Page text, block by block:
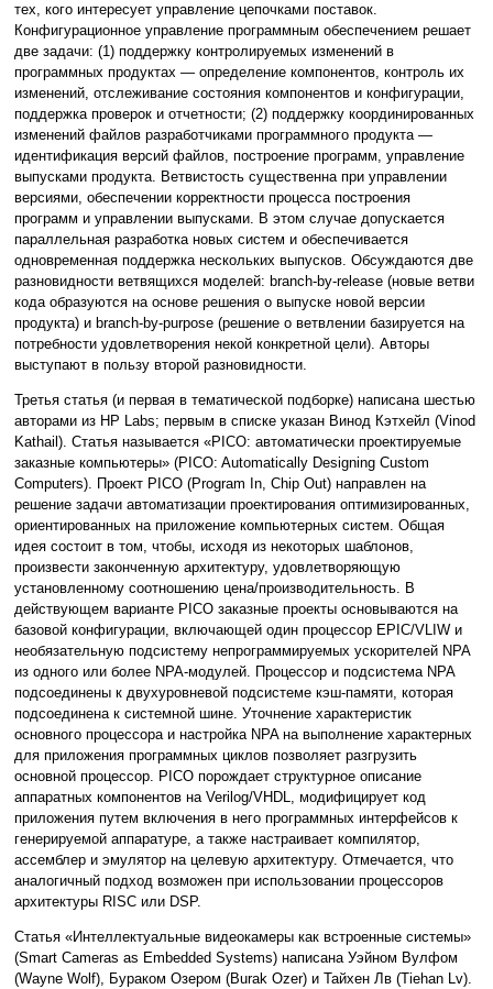
тех, кого интересует управление цепочками поставок.
Конфигурационное управление программным обеспечением решает
две задачи: (1) поддержку контролируемых изменений в
программных продуктах — определение компонентов, контроль их
изменений, отслеживание состояния компонентов и конфигурации,
поддержка проверок и отчетности; (2) поддержку координированных
изменений файлов разработчиками программного продукта —
идентификация версий файлов, построение программ, управление
выпусками продукта. Ветвистость существенна при управлении
версиями, обеспечении корректности процесса построения
программ и управлении выпусками. В этом случае допускается
параллельная разработка новых систем и обеспечивается
одновременная поддержка нескольких выпусков. Обсуждаются две
разновидности ветвящихся моделей: branch-by-release (новые ветви
кода образуются на основе решения о выпуске новой версии
продукта) и branch-by-purpose (решение о ветвлении базируется на
потребности удовлетворения некой конкретной цели). Авторы
выступают в пользу второй разновидности.
Третья статья (и первая в тематической подборке) написана шестью
авторами из HP Labs; первым в списке указан Винод Кэтхейл (Vinod
Kathail). Статья называется «PICO: автоматически проектируемые
заказные компьютеры» (PICO: Automatically Designing Custom
Computers). Проект PICO (Program In, Chip Out) направлен на
решение задачи автоматизации проектирования оптимизированных,
ориентированных на приложение компьютерных систем. Общая
идея состоит в том, чтобы, исходя из некоторых шаблонов,
произвести законченную архитектуру, удовлетворяющую
установленному соотношению цена/производительность. В
действующем варианте PICO заказные проекты основываются на
базовой конфигурации, включающей один процессор EPIC/VLIW и
необязательную подсистему непрограммируемых ускорителей NPA
из одного или более NPA-модулей. Процессор и подсистема NPA
подсоединены к двухуровневой подсистеме кэш-памяти, которая
подсоединена к системной шине. Уточнение характеристик
основного процессора и настройка NPA на выполнение характерных
для приложения программных циклов позволяет разгрузить
основной процессор. PICO порождает структурное описание
аппаратных компонентов на Verilog/VHDL, модифицирует код
приложения путем включения в него программных интерфейсов к
генерируемой аппаратуре, а также настраивает компилятор,
ассемблер и эмулятор на целевую архитектуру. Отмечается, что
аналогичный подход возможен при использовании процессоров
архитектуры RISC или DSP.
Статья «Интеллектуальные видеокамеры как встроенные системы»
(Smart Cameras as Embedded Systems) написана Уэйном Вулфом
(Wayne Wolf), Бураком Озером (Burak Ozer) и Тайхен Лв (Tiehan Lv).